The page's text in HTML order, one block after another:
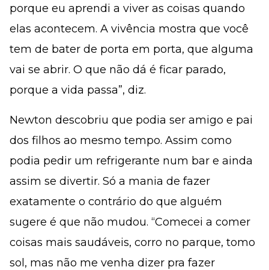
porque eu aprendi a viver as coisas quando
elas acontecem. A vivência mostra que você
tem de bater de porta em porta, que alguma
vai se abrir. O que não dá é ficar parado,
porque a vida passa”, diz.
Newton descobriu que podia ser amigo e pai
dos filhos ao mesmo tempo. Assim como
podia pedir um refrigerante num bar e ainda
assim se divertir. Só a mania de fazer
exatamente o contrário do que alguém
sugere é que não mudou. “Comecei a comer
coisas mais saudáveis, corro no parque, tomo
sol, mas não me venha dizer pra fazer